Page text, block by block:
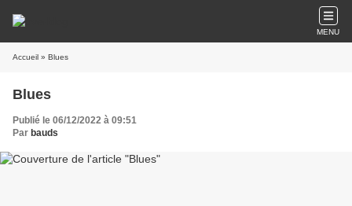
MENU
Accueil » Blues
Blues
Publié le 06/12/2022 à 09:51
Par bauds